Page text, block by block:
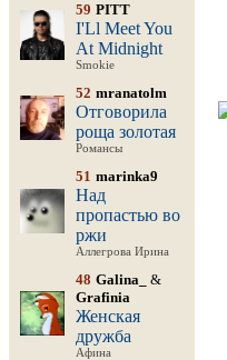
59 PITT
I'Ll Meet You
At Midnight
Smokie
52 mranatolm
Отговорила
роща золотая
Романсы
51 marinka9
Над
пропастью во
ржи
Аллегрова Ирина
48 Galina_
&
Grafinia
Женская
дружба
Афина